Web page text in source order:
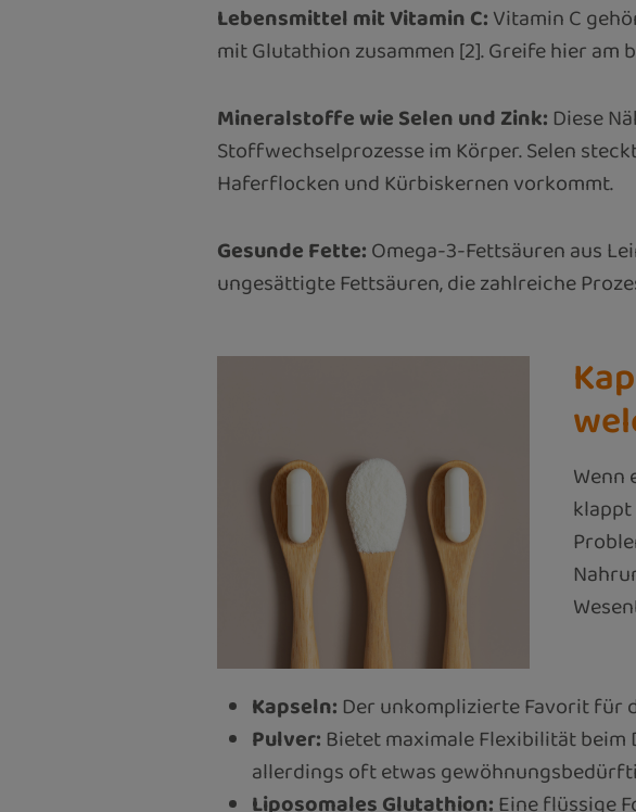
Lebensmittel mit Vitamin C:Vitamin C
mit Glutathion zusammen [2]. Greife hier
Mineralstoffe wie Selen und Zink: Diese
Stoffwechselprozesse im Körper. Selen
Haferflocken und Kürbiskernen vorkommt.
Gesunde Fette:Omega-3-Fettsäuren aus
ungesättigte Fettsäuren, die zahlreiche
Wenn
Kapseln: Der unkomplizierte Favorit für
Pulver: Bietet maximale Flexibilität
allerdings oft etwas
Liposomales Glutathion:Eine flüssige